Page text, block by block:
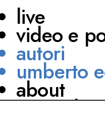
live
video e
autori
umberto
about
network